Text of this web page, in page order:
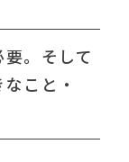
。そして
こと・